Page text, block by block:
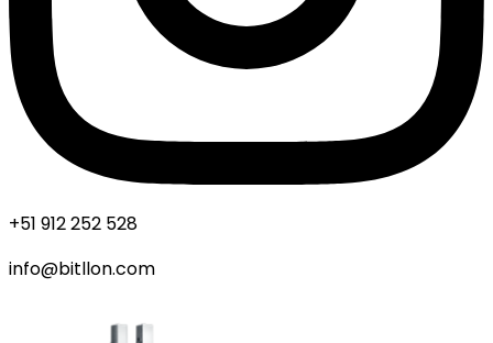
+51 912 252 528
info@bitllon.com